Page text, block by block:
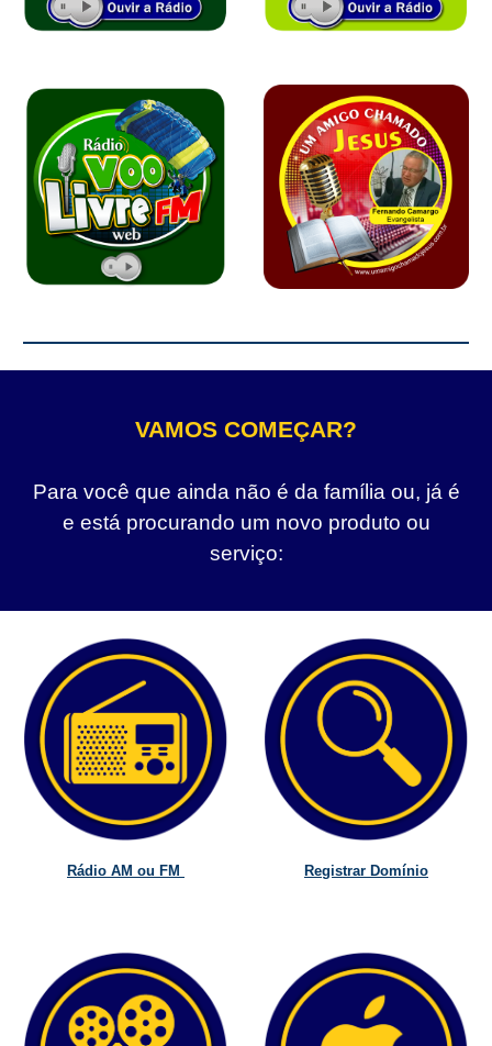
VAMOS COMEÇAR?
Para você que ainda não é da família ou, já é
e está procurando um novo produto ou
serviço:
Rádio AM ou FM Registrar Domínio